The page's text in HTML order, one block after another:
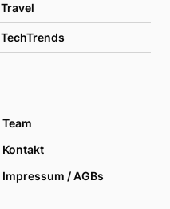
Travel
TechTrends
Team
Kontakt
Impressum / AGBs